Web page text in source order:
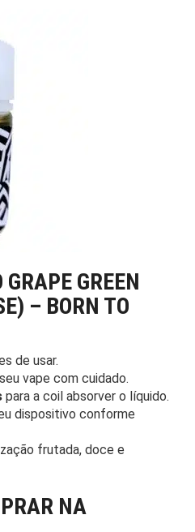
GREEN
– BORN TO
de usar.
vape com cuidado.
para a coil absorver o líquido.
dispositivo conforme
frutada, doce e
NA